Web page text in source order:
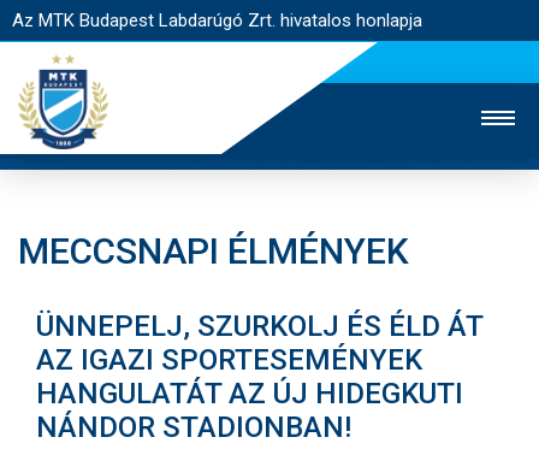
Az MTK Budapest Labdarúgó Zrt. hivatalos honlapja
JEGYÉRTÉKESÍTÉS
WEBSHOP
STADION
EGYESÜLET
KAPCSOLAT
MECCSNAPI ÉLMÉNYEK
ÜNNEPELJ, SZURKOLJ ÉS ÉLD ÁT
AZ IGAZI SPORTESEMÉNYEK
HANGULATÁT AZ ÚJ HIDEGKUTI
NÁNDOR STADIONBAN!